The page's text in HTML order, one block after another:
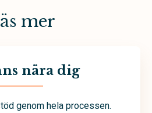
mer
nära dig
genom hela processen.